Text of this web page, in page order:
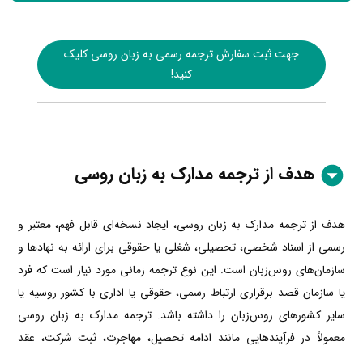
جهت ثبت سفارش ترجمه رسمی به زبان روسی کلیک
کنید!
هدف از ترجمه مدارک به زبان روسی
هدف از ترجمه مدارک به زبان روسی، ایجاد نسخه‌ای قابل فهم، معتبر و
رسمی از اسناد شخصی، تحصیلی، شغلی یا حقوقی برای ارائه به نهادها و
سازمان‌های روس‌زبان است. این نوع ترجمه زمانی مورد نیاز است که فرد
یا سازمان قصد برقراری ارتباط رسمی، حقوقی یا اداری با کشور روسیه یا
سایر کشورهای روس‌زبان را داشته باشد. ترجمه مدارک به زبان روسی
معمولاً در فرآیندهایی مانند ادامه تحصیل، مهاجرت، ثبت شرکت، عقد